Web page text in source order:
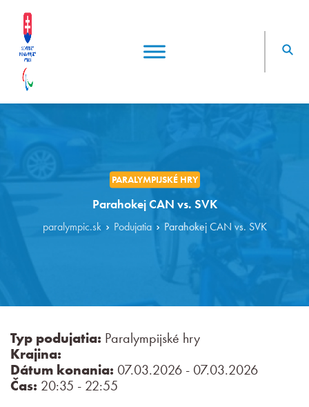
PARALYMPIJSKÉ HRY
Parahokej CAN vs. SVK
paralympic.sk Podujatia Parahokej CAN vs. SVK
Typ podujatia: Paralympijské hry
Krajina:
Dátum konania: 07.03.2026 - 07.03.2026
Čas: 20:35 - 22:55